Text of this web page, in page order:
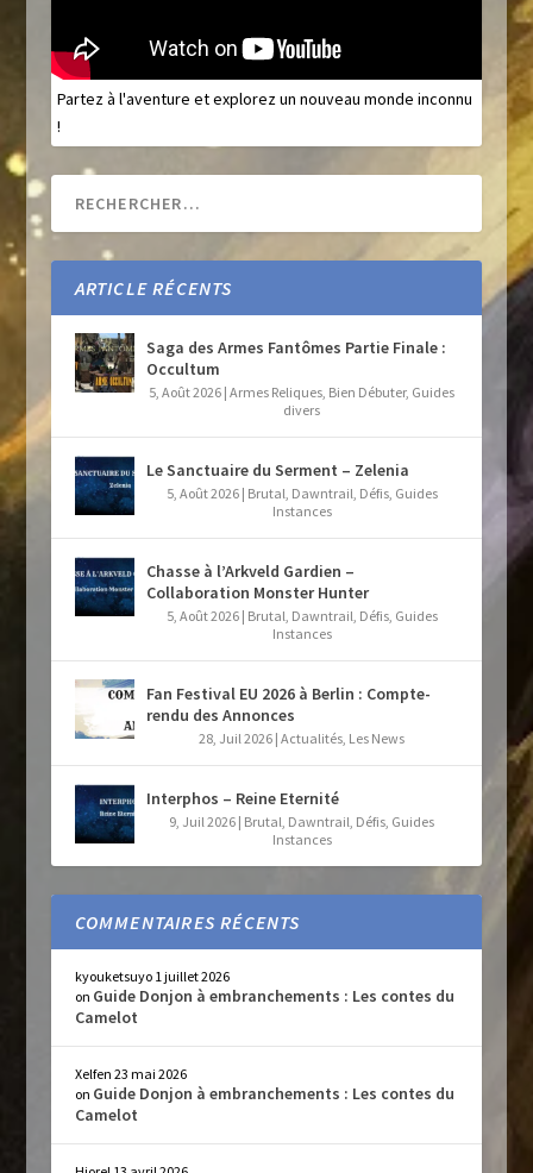
Partez à l'aventure et explorez un nouveau monde inconnu
!
ARTICLE RÉCENTS
Saga des Armes Fantômes Partie Finale :
Occultum
5, Août 2026 |Armes Reliques Bien Débuter, Guides
divers
Le Sanctuaire du Serment – Zelenia
5, Août 2026| Brutal Dawntrail Défis, Guides
Instances
Chasse à l’Arkveld Gardien –
Collaboration Monster Hunter
5, Août 2026| Brutal Dawntrail Défis, Guides
Instances
Fan Festival EU 2026 à Berlin : Compte-
rendu des Annonces
28, Juil 2026 |Actualités Les News
Interphos – Reine Eternité
9, Juil 2026 | Brutal Dawntrail Défis Guides
Instances
COMMENTAIRES RÉCENTS
kyouketsuyo 1 juillet 2026
on Guide Donjon à embranchements : Les contes du
Camelot
Xelfen 23 mai 2026
on Guide Donjon à embranchements : Les contes du
Camelot